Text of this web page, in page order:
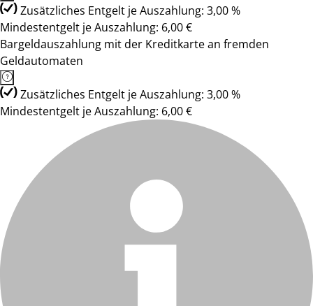
Zusätzliches Entgelt je Auszahlung: 3,00 %
Mindestentgelt je Auszahlung: 6,00 €
Bargeldauszahlung mit der Kreditkarte an fremden
Geldautomaten
Zusätzliches Entgelt je Auszahlung: 3,00 %
Mindestentgelt je Auszahlung: 6,00 €